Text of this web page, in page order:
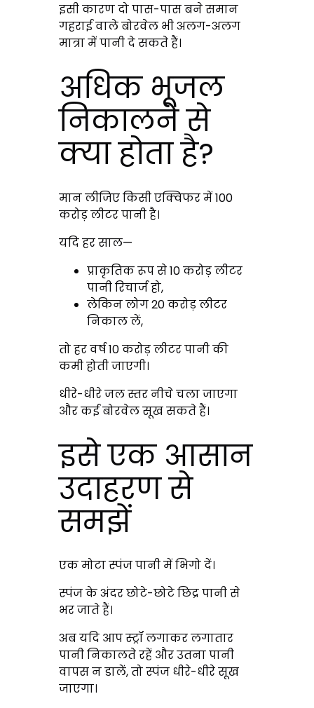
इसी कारण दो पास-पास बने समान
गहराई वाले बोरवेल भी अलग-अलग
मात्रा में पानी दे सकते हैं।
अधिक भूजल
निकालने से
क्या होता है?
मान लीजिए किसी एक्विफर में 100
करोड़ लीटर पानी है।
यदि हर साल—
प्राकृतिक रूप से 10 करोड़ लीटर
पानी रिचार्ज हो,
लेकिन लोग 20 करोड़ लीटर
निकाल लें,
तो हर वर्ष 10 करोड़ लीटर पानी की
कमी होती जाएगी।
धीरे-धीरे जल स्तर नीचे चला जाएगा
और कई बोरवेल सूख सकते हैं।
इसे एक आसान
उदाहरण से
समझें
एक मोटा स्पंज पानी में भिगो दें।
स्पंज के अंदर छोटे-छोटे छिद्र पानी से
भर जाते हैं।
अब यदि आप स्ट्रॉ लगाकर लगातार
पानी निकालते रहें और उतना पानी
वापस न डालें, तो स्पंज धीरे-धीरे सूख
जाएगा।